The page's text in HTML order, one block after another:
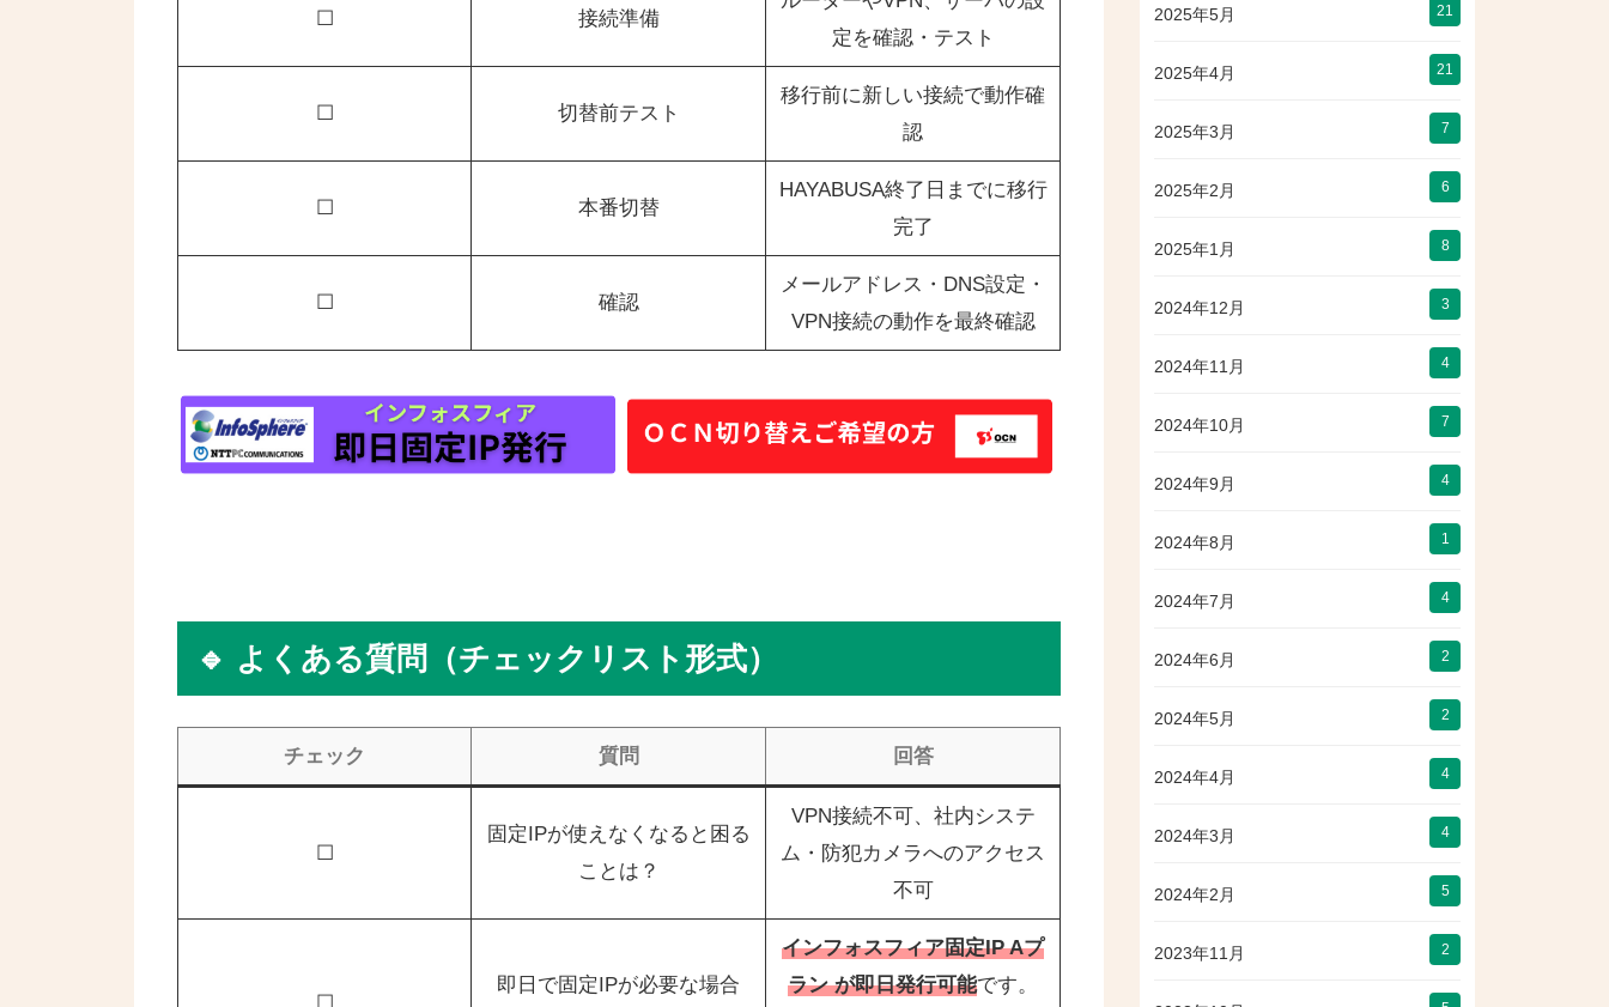
☐ 接続準備
定を確認・テスト
☐ 切替前テスト
移行前に新しい接続で動作確
認
☐ 本番切替
HAYABUSA終了日までに移行
完了
☐ 確認
メールアドレス・DNS設定・
VPN接続の動作を最終確認
🔹 よくある質問（チェックリスト形式）
チェック 質問 回答
☐
固定IPが使えなくなると困る
ことは？
VPN接続不可、社内システ
ム・防犯カメラへのアクセス
不可
即日で固定IPが必要な場合
インフォスフィア固定IP Aプ
ランが即日発行可能です。
2025年5月 21
2025年4月 21
2025年3月 7
2025年2月 6
2025年1月 8
2024年12月 3
2024年11月 4
2024年10月 7
2024年9月 4
2024年8月 1
2024年7月 4
2024年6月 2
2024年5月 2
2024年4月 4
2024年3月 4
2024年2月 5
2023年11月 2